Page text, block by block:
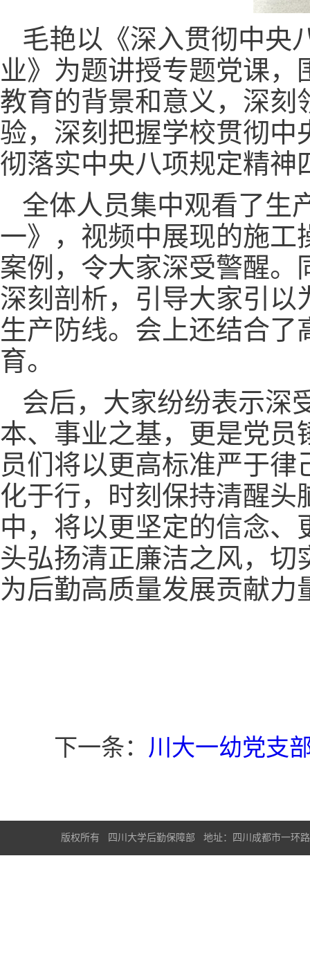
毛艳以《深入贯彻中央
业》为题讲授专题党课
教育的背景和意义，深刻
验，深刻把握学校贯彻中
彻落实中央八项规定精神
全体人员集中观看了生
一》，视频中展现的施工
案例，令大家深受警醒
深刻剖析，引导大家引以
生产防线。会上还结合
育。
会后，大家纷纷表示深
本、事业之基，更是党员
员们将以更高标准严于
化于行，时刻保持清醒
中，将以更坚定的信念
头弘扬清正廉洁之风，
为后勤高质量发展贡献力
下一条： 川大一幼党支
版权所有 四川大学后勤保障部 地址：四川成都市一环